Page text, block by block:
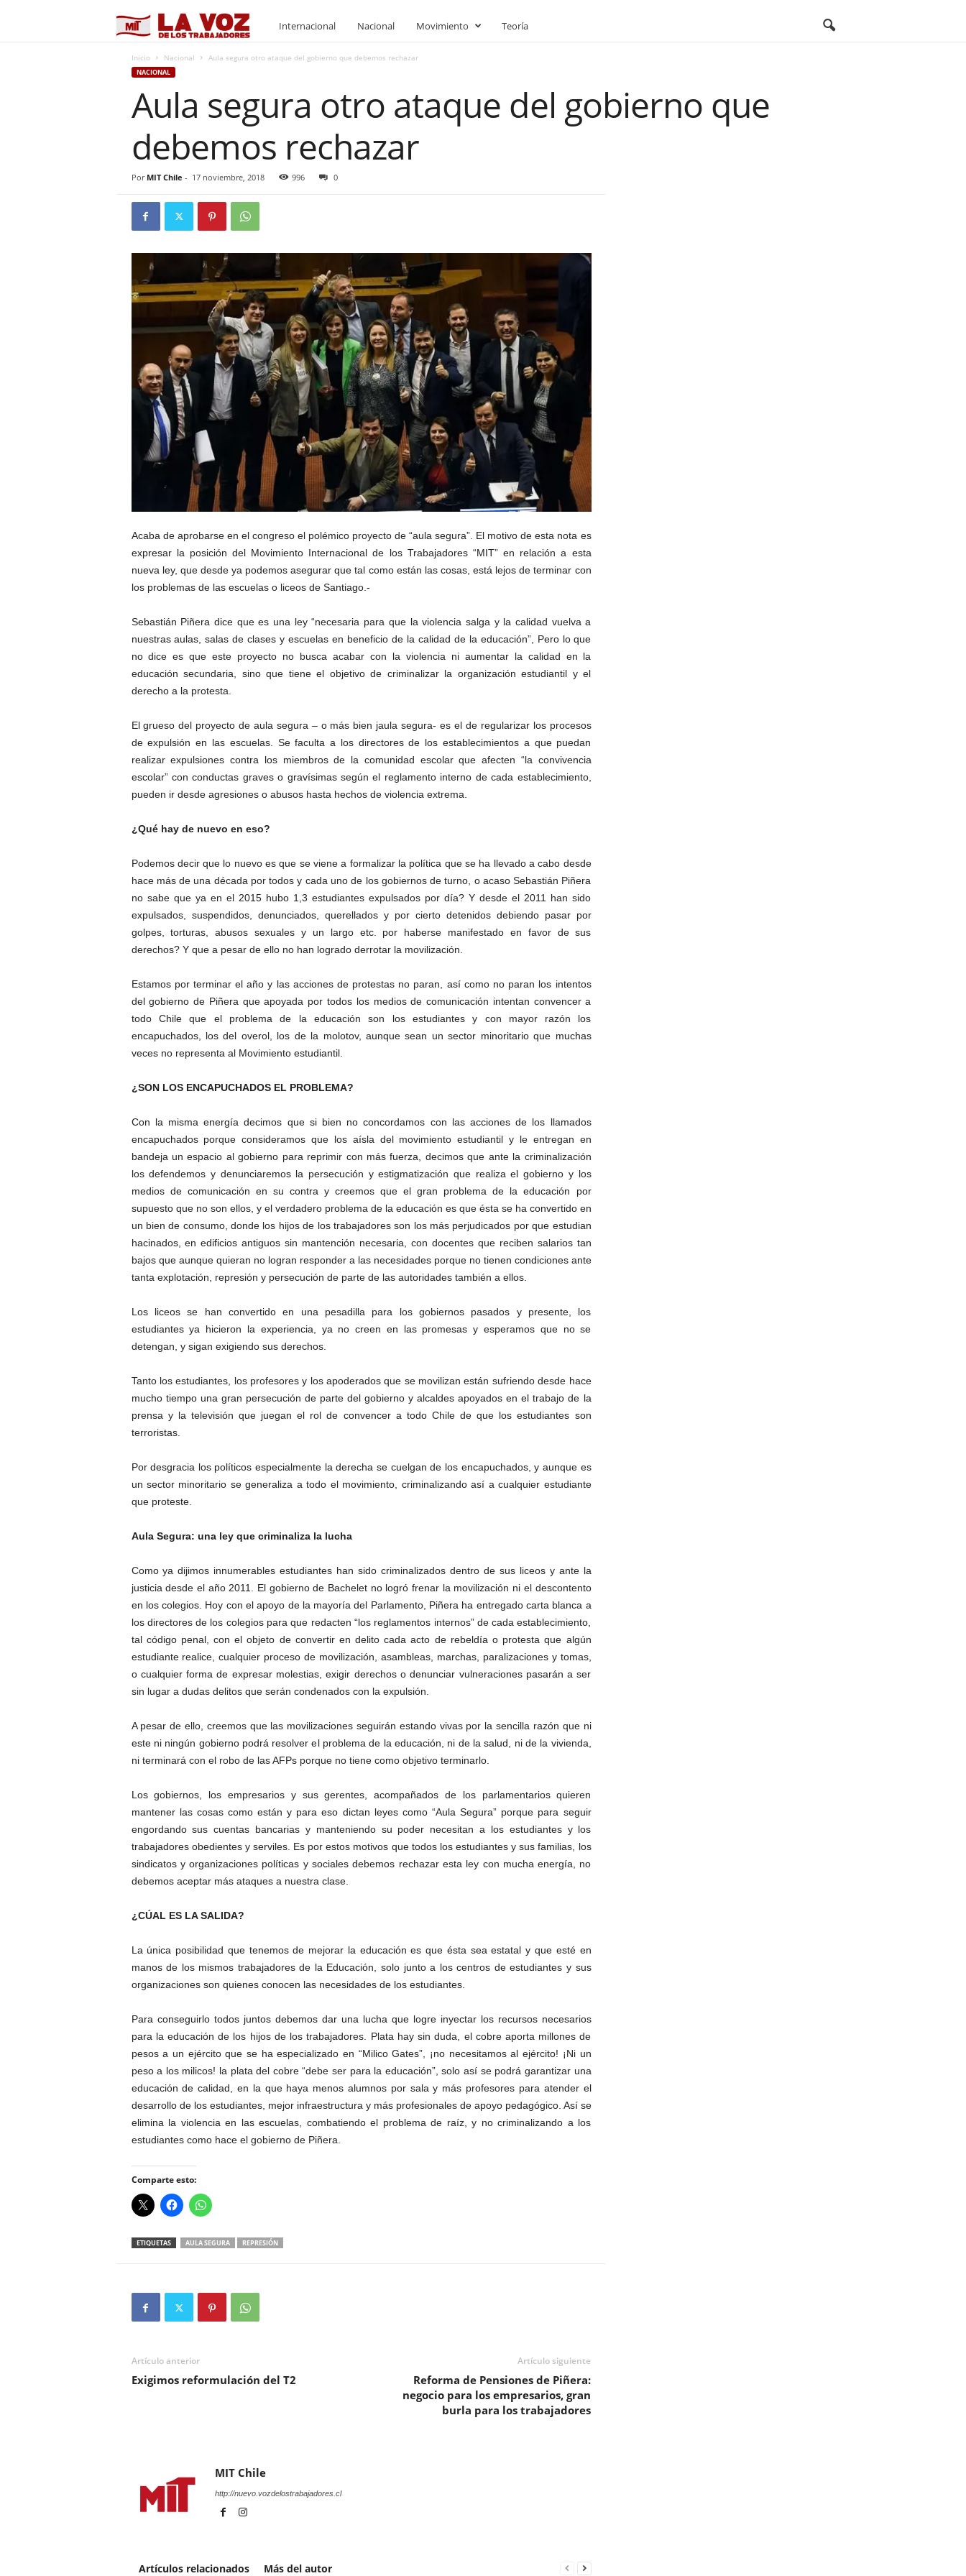
I
Internacional Nacional Movimiento Teoría
Inicio Nacional Aula segura otro ataque del gobierno que debemos rechazar
NACIONAL
Aula segura otro ataque del gobierno que
debemos rechazar
Por MIT Chile - 17 noviembre, 2018 996 0
Acaba de aprobarse en el congreso el polémico proyecto de “aula segura”. El motivo de esta nota es
expresar la posición del Movimiento Internacional de los Trabajadores “MIT” en relación a esta
nueva ley, que desde ya podemos asegurar que tal como están las cosas, está lejos de terminar con
los problemas de las escuelas o liceos de Santiago.-
Sebastián Piñera dice que es una ley “necesaria para que la violencia salga y la calidad vuelva a
nuestras aulas, salas de clases y escuelas en beneficio de la calidad de la educación”, Pero lo que
no dice es que este proyecto no busca acabar con la violencia ni aumentar la calidad en la
educación secundaria, sino que tiene el objetivo de criminalizar la organización estudiantil y el
derecho a la protesta.
El grueso del proyecto de aula segura – o más bien jaula segura- es el de regularizar los procesos
de expulsión en las escuelas. Se faculta a los directores de los establecimientos a que puedan
realizar expulsiones contra los miembros de la comunidad escolar que afecten “la convivencia
escolar” con conductas graves o gravísimas según el reglamento interno de cada establecimiento,
pueden ir desde agresiones o abusos hasta hechos de violencia extrema.
¿Qué hay de nuevo en eso?
Podemos decir que lo nuevo es que se viene a formalizar la política que se ha llevado a cabo desde
hace más de una década por todos y cada uno de los gobiernos de turno, o acaso Sebastián Piñera
no sabe que ya en el 2015 hubo 1,3 estudiantes expulsados por día? Y desde el 2011 han sido
expulsados, suspendidos, denunciados, querellados y por cierto detenidos debiendo pasar por
golpes, torturas, abusos sexuales y un largo etc. por haberse manifestado en favor de sus
derechos? Y que a pesar de ello no han logrado derrotar la movilización.
Estamos por terminar el año y las acciones de protestas no paran, así como no paran los intentos
del gobierno de Piñera que apoyada por todos los medios de comunicación intentan convencer a
todo Chile que el problema de la educación son los estudiantes y con mayor razón los
encapuchados, los del overol, los de la molotov, aunque sean un sector minoritario que muchas
veces no representa al Movimiento estudiantil.
¿SON LOS ENCAPUCHADOS EL PROBLEMA?
Con la misma energía decimos que si bien no concordamos con las acciones de los llamados
encapuchados porque consideramos que los aísla del movimiento estudiantil y le entregan en
bandeja un espacio al gobierno para reprimir con más fuerza, decimos que ante la criminalización
los defendemos y denunciaremos la persecución y estigmatización que realiza el gobierno y los
medios de comunicación en su contra y creemos que el gran problema de la educación por
supuesto que no son ellos, y el verdadero problema de la educación es que ésta se ha convertido en
un bien de consumo, donde los hijos de los trabajadores son los más perjudicados por que estudian
hacinados, en edificios antiguos sin mantención necesaria, con docentes que reciben salarios tan
bajos que aunque quieran no logran responder a las necesidades porque no tienen condiciones ante
tanta explotación, represión y persecución de parte de las autoridades también a ellos.
Los liceos se han convertido en una pesadilla para los gobiernos pasados y presente, los
estudiantes ya hicieron la experiencia, ya no creen en las promesas y esperamos que no se
detengan, y sigan exigiendo sus derechos.
Tanto los estudiantes, los profesores y los apoderados que se movilizan están sufriendo desde hace
mucho tiempo una gran persecución de parte del gobierno y alcaldes apoyados en el trabajo de la
prensa y la televisión que juegan el rol de convencer a todo Chile de que los estudiantes son
terroristas.
Por desgracia los políticos especialmente la derecha se cuelgan de los encapuchados, y aunque es
un sector minoritario se generaliza a todo el movimiento, criminalizando así a cualquier estudiante
que proteste.
Aula Segura: una ley que criminaliza la lucha
Como ya dijimos innumerables estudiantes han sido criminalizados dentro de sus liceos y ante la
justicia desde el año 2011. El gobierno de Bachelet no logró frenar la movilización ni el descontento
en los colegios. Hoy con el apoyo de la mayoría del Parlamento, Piñera ha entregado carta blanca a
los directores de los colegios para que redacten “los reglamentos internos” de cada establecimiento,
tal código penal, con el objeto de convertir en delito cada acto de rebeldía o protesta que algún
estudiante realice, cualquier proceso de movilización, asambleas, marchas, paralizaciones y tomas,
o cualquier forma de expresar molestias, exigir derechos o denunciar vulneraciones pasarán a ser
sin lugar a dudas delitos que serán condenados con la expulsión.
A pesar de ello, creemos que las movilizaciones seguirán estando vivas por la sencilla razón que ni
este ni ningún gobierno podrá resolver el problema de la educación, ni de la salud, ni de la vivienda,
ni terminará con el robo de las AFPs porque no tiene como objetivo terminarlo.
Los gobiernos, los empresarios y sus gerentes, acompañados de los parlamentarios quieren
mantener las cosas como están y para eso dictan leyes como “Aula Segura” porque para seguir
engordando sus cuentas bancarias y manteniendo su poder necesitan a los estudiantes y los
trabajadores obedientes y serviles. Es por estos motivos que todos los estudiantes y sus familias, los
sindicatos y organizaciones políticas y sociales debemos rechazar esta ley con mucha energía, no
debemos aceptar más ataques a nuestra clase.
¿CÚAL ES LA SALIDA?
La única posibilidad que tenemos de mejorar la educación es que ésta sea estatal y que esté en
manos de los mismos trabajadores de la Educación, solo junto a los centros de estudiantes y sus
organizaciones son quienes conocen las necesidades de los estudiantes.
Para conseguirlo todos juntos debemos dar una lucha que logre inyectar los recursos necesarios
para la educación de los hijos de los trabajadores. Plata hay sin duda, el cobre aporta millones de
pesos a un ejército que se ha especializado en “Milico Gates”, ¡no necesitamos al ejército! ¡Ni un
peso a los milicos! la plata del cobre “debe ser para la educación”, solo así se podrá garantizar una
educación de calidad, en la que haya menos alumnos por sala y más profesores para atender el
desarrollo de los estudiantes, mejor infraestructura y más profesionales de apoyo pedagógico. Así se
elimina la violencia en las escuelas, combatiendo el problema de raíz, y no criminalizando a los
estudiantes como hace el gobierno de Piñera.
Comparte esto:
ETIQUETAS AULA SEGURA REPRESIÓN
Artículo anterior
Exigimos reformulación del T2
Artículo siguiente
Reforma de Pensiones de Piñera:
negocio para los empresarios, gran
burla para los trabajadores
MIT Chile
http://nuevo.vozdelostrabajadores.cl
Artículos relacionados Más del autor